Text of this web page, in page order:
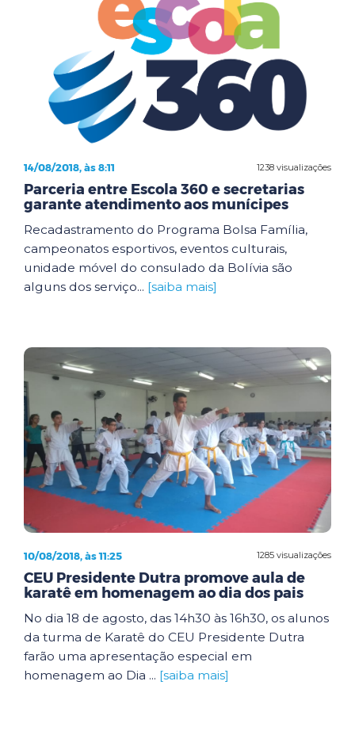
1238 visualizações
14/08/2018, às 8:11
Parceria entre Escola 360 e secretarias
garante atendimento aos munícipes
Recadastramento do Programa Bolsa Família,
campeonatos esportivos, eventos culturais,
unidade móvel do consulado da Bolívia são
alguns dos serviço... [saiba mais]
1285 visualizações
10/08/2018, às 11:25
CEU Presidente Dutra promove aula de
karatê em homenagem ao dia dos pais
No dia 18 de agosto, das 14h30 às 16h30, os alunos
da turma de Karatê do CEU Presidente Dutra
farão uma apresentação especial em
homenagem ao Dia ... [saiba mais]